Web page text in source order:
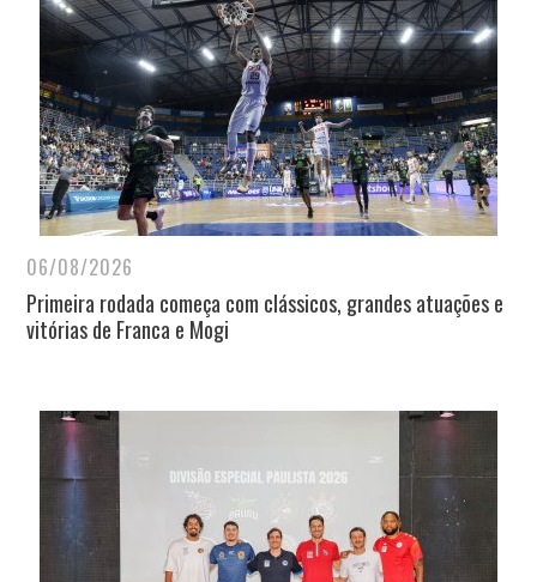
06/08/2026
Primeira rodada começa com clássicos, grandes atuações e
vitórias de Franca e Mogi